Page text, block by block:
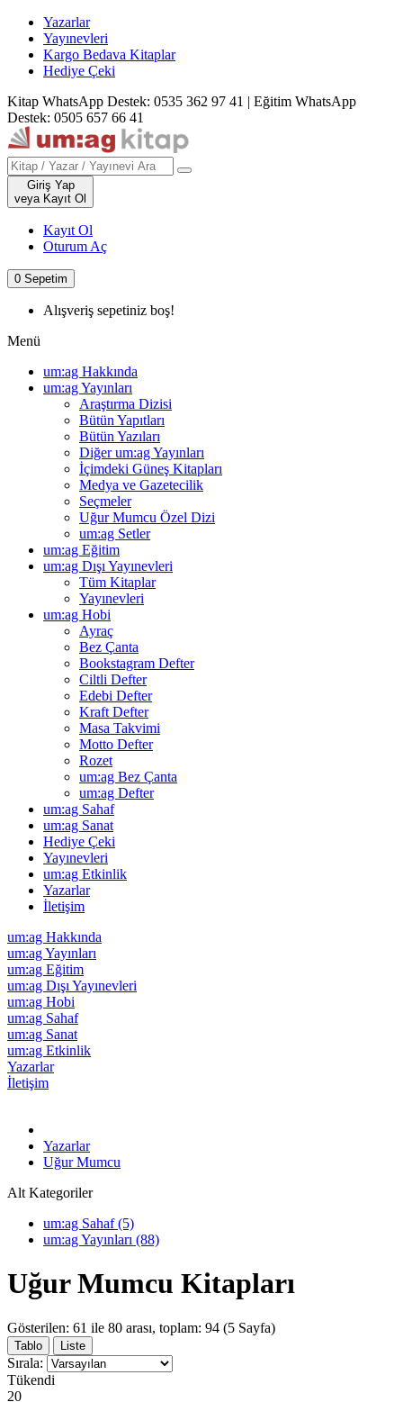
Yazarlar
Yayınevleri
Kargo Bedava Kitaplar
Hediye Çeki
Kitap WhatsApp Destek: 0535 362 97 41 | Eğitim WhatsApp
Destek: 0505 657 66 41
Giriş Yap
veya Kayıt Ol
Kayıt Ol
Oturum Aç
0 Sepetim
Alışveriş sepetiniz boş!
Menü
um:ag Hakkında
um:ag Yayınları
Araştırma Dizisi
Bütün Yapıtları
Bütün Yazıları
Diğer um:ag Yayınları
İçimdeki Güneş Kitapları
Medya ve Gazetecilik
Seçmeler
Uğur Mumcu Özel Dizi
um:ag Setler
um:ag Eğitim
um:ag Dışı Yayınevleri
Tüm Kitaplar
Yayınevleri
um:ag Hobi
Ayraç
Bez Çanta
Bookstagram Defter
Ciltli Defter
Edebi Defter
Kraft Defter
Masa Takvimi
Motto Defter
Rozet
um:ag Bez Çanta
um:ag Defter
um:ag Sahaf
um:ag Sanat
Hediye Çeki
Yayınevleri
um:ag Etkinlik
Yazarlar
İletişim
um:ag Hakkında
um:ag Yayınları
um:ag Eğitim
um:ag Dışı Yayınevleri
um:ag Hobi
um:ag Sahaf
um:ag Sanat
um:ag Etkinlik
Yazarlar
İletişim
Yazarlar
Uğur Mumcu
Alt Kategoriler
um:ag Sahaf (5)
um:ag Yayınları (88)
Uğur Mumcu Kitapları
Gösterilen: 61 ile 80 arası, toplam: 94 (5 Sayfa)
Tablo Liste
Sırala:
Tükendi
20